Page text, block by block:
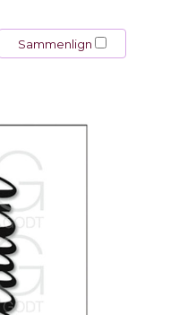
Sammenlign